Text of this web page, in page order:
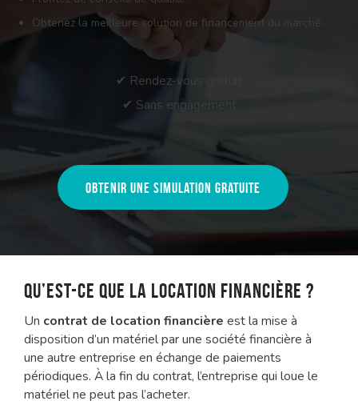
Obtenez la meilleure solution de financement du marché
✔ Rendez-vous gratuit
✔ Sans engagement
Obtenir une simulation gratuite
Qu’est-ce que la location financière ?
Un contrat de location financière est la mise à
disposition d’un matériel par une société financière à
une autre entreprise en échange de paiements
périodiques. À la fin du contrat, l’entreprise qui loue le
matériel ne peut pas l’acheter.